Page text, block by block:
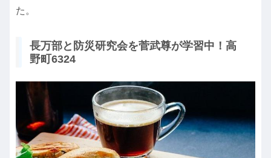
た。
長万部と防災研究会を菅武尊が学習中！高
野町6324